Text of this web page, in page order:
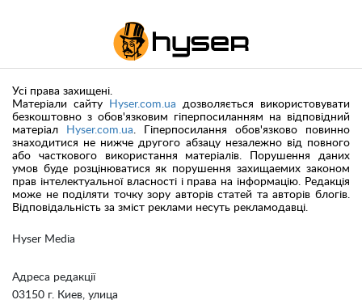
Hyser Media
Адреса редакції
03150 г. Киев, улица
Усі права захищені.
Матеріали сайту
Hyser.com.ua дозволяється використовувати
безкоштовно з обов'язковим гіперпосиланням на відповідний
матеріал
Hyser.com.ua. Гіперпосилання обов'язково повинно
знаходитися не нижче другого абзацу незалежно від повного
або часткового використання матеріалів. Порушення даних
умов буде розцінюватися як порушення захищаемих законом
прав інтелектуальної власності і права на інформацію. Редакція
може не поділяти точку зору авторів статей та авторів блогів.
Відповідальність за зміст реклами несуть рекламодавці.